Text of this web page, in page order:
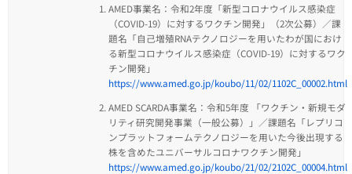
AMED事業名：令和2年度「新型コロナウイルス感染症
（COVID-19）に対するワクチン開発」（2次公募）／課
題名「自己増殖RNAテクノロジーを用いたわが国におけ
る新型コロナウイルス感染症（COVID-19）に対するワク
チン開発」
https://www.amed.go.jp/koubo/11/02/1102C_00002.html
AMED SCARDA事業名：令和5年度 「ワクチン・新規モダ
リティ研究開発事業（一般公募）」／課題名「レプリコ
ンプラットフォームテクノロジーを用いた今後出現する
株を含めたユニバーサルコロナワクチン開発」
https://www.amed.go.jp/koubo/21/02/2102C_00004.html